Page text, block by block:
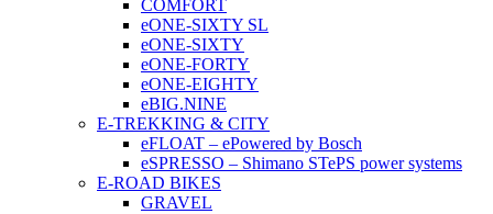
COMFORT
eONE-SIXTY SL
eONE-SIXTY
eONE-FORTY
eONE-EIGHTY
eBIG.NINE
E-TREKKING & CITY
eFLOAT – ePowered by Bosch
eSPRESSO – Shimano STePS power systems
E-ROAD BIKES
GRAVEL